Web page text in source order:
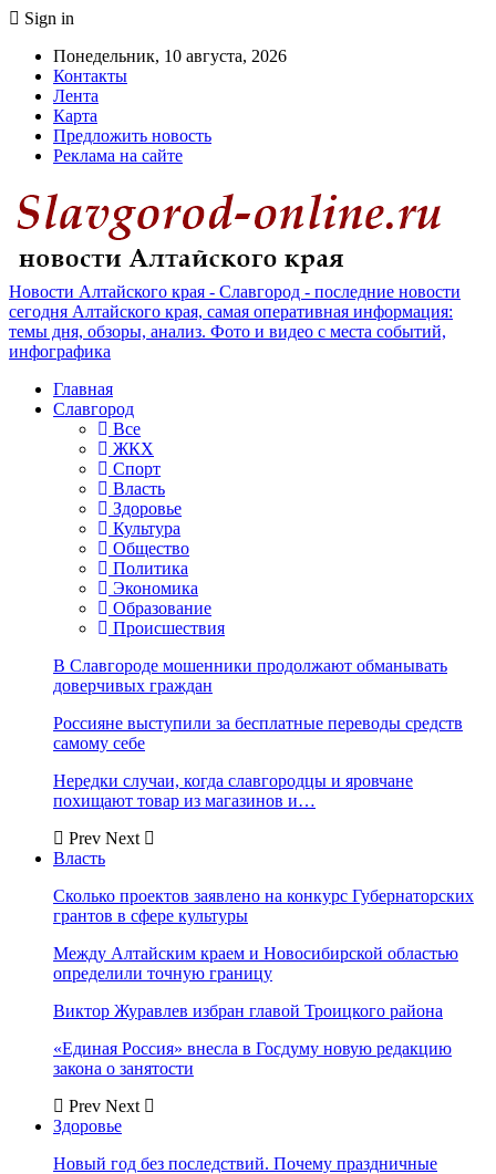
Sign in
Понедельник, 10 августа, 2026
Контакты
Лента
Карта
Предложить новость
Реклама на сайте
Новости Алтайского края - Славгород - последние новости
сегодня Алтайского края, самая оперативная информация:
темы дня, обзоры, анализ. Фото и видео с места событий,
инфографика
Главная
Славгород
Все
ЖКХ
Спорт
Власть
Здоровье
Культура
Общество
Политика
Экономика
Образование
Происшествия
В Славгороде мошенники продолжают обманывать
доверчивых граждан
Россияне выступили за бесплатные переводы средств
самому себе
Нередки случаи, когда славгородцы и яровчане
похищают товар из магазинов и…
Prev Next
Власть
Сколько проектов заявлено на конкурс Губернаторских
грантов в сфере культуры
Между Алтайским краем и Новосибирской областью
определили точную границу
Виктор Журавлев избран главой Троицкого района
«Единая Россия» внесла в Госдуму новую редакцию
закона о занятости
Prev Next
Здоровье
Новый год без последствий. Почему праздничные